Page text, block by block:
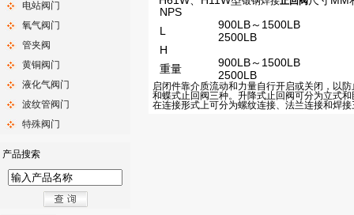
电站阀门
氧气阀门
管夹阀
黄铜阀门
液化气阀门
波纹管阀门
特殊阀门
产品搜索
NPS
L
900LB～1500LB
2500LB
H
重量
900LB～1500LB
2500LB
启闭件靠介质流动和力量自行开启或关闭，以
和蝶式止回阀三种。升降式止回阀可分为立式
在连接形式上可分为螺纹连接、法兰连接和焊接